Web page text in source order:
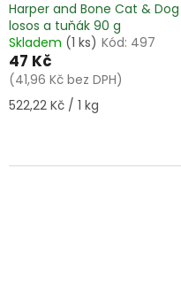
Harper and Bone Cat &
losos a tuňák 90 g
Skladem (1 ks) Kód: 497
47 Kč
(41,96 Kč bez DPH)
Měrná
522,22 Kč / 1 kg